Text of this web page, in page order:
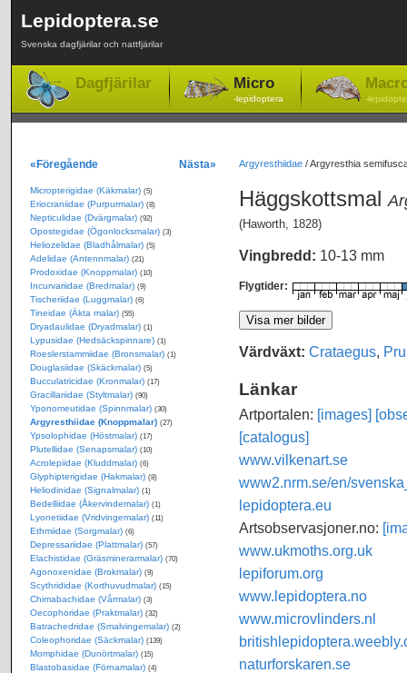
Lepidoptera.se
Svenska dagfjärilar och nattfjärilar
Dagfjärilar Micro
-lepidoptera -
Argyresthiidae/Argyresthia
Häggskottsmal
(Haworth, 1828)
Vingbredd: 10-13 mm
Flygtider:
Värdväxt: Crataegus,
Länkar
Artportalen: [images]
[catalogus]
www.vilkenart.se
www2.nrm.se/en/
lepidoptera.eu
Artsobservasjoner.no:
www.ukmoths.org.uk
lepiforum.org
www.lepidoptera.no
www.microvlinders.nl
naturforskaren.se
«Föregående Nästa»
Micropterigidae (Käkmalar) (5)
Eriocraniidae (Purpurmalar) (8)
Nepticulidae (Dvärgmalar) (92)
Opostegidae (Ögonlocksmalar) (3)
Heliozelidae (Bladhålmalar) (5)
Adelidae (Antennmalar) (21)
Prodoxidae (Knoppmalar) (10)
Incurvariidae (Bredmalar) (9)
Tischeriidae (Luggmalar) (6)
Tineidae (Äkta malar) (55)
Dryadaulidae (Dryadmalar) (1)
Lypusidae (Hedsäckspinnare) (1)
Roeslerstammiidae (Bronsmalar) (1)
Douglasiidae (Skäckmalar) (5)
Bucculatricidae (Kronmalar) (17)
Gracillariidae (Styltmalar) (90)
Yponomeutidae (Spinnmalar) (30)
Argyresthiidae (Knoppmalar) (27)
Ypsolophidae (Höstmalar) (17)
Plutellidae (Senapsmalar) (10)
Acrolepiidae (Kluddmalar) (6)
Glyphipterigidae (Hakmalar) (8)
Heliodinidae (Signalmalar) (1)
Bedelliidae (Åkervindemalar) (1)
Lyonetiidae (Vridvingemalar) (11)
Ethmiidae (Sorgmalar) (6)
Depressariidae (Plattmalar) (57)
Elachistidae (Gräsminerarmalar) (70)
Agonoxenidae (Brokmalar) (9)
Scythrididae (Korthuvudmalar) (15)
Chimabachidae (Vårmalar) (3)
Oecophoridae (Praktmalar) (32)
Batrachedridae (Smalvingemalar) (2)
Coleophoridae (Säckmalar) (139)
Momphidae (Dunörtmalar) (15)
Blastobasidae (Förnamalar) (4)